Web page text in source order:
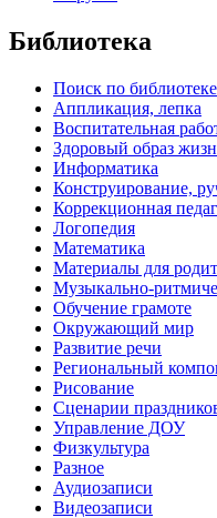
Библиотека
Поиск по библиотеке
Аппликация, лепка
Воспитательная
Здоровый образ
Информатика
Конструирование,
Коррекционная
Логопедия
Математика
Материалы для
Музыкально-
Обучение грамоте
Окружающий мир
Развитие речи
Региональный
Рисование
Сценарии
Управление ДОУ
Физкультура
Разное
Аудиозаписи
Видеозаписи